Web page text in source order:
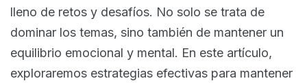
lleno de retos y desafíos. No solo se trata de
dominar los temas, sino también de mantener un
equilibrio emocional y mental. En este artículo,
exploraremos estrategias efectivas para mantener